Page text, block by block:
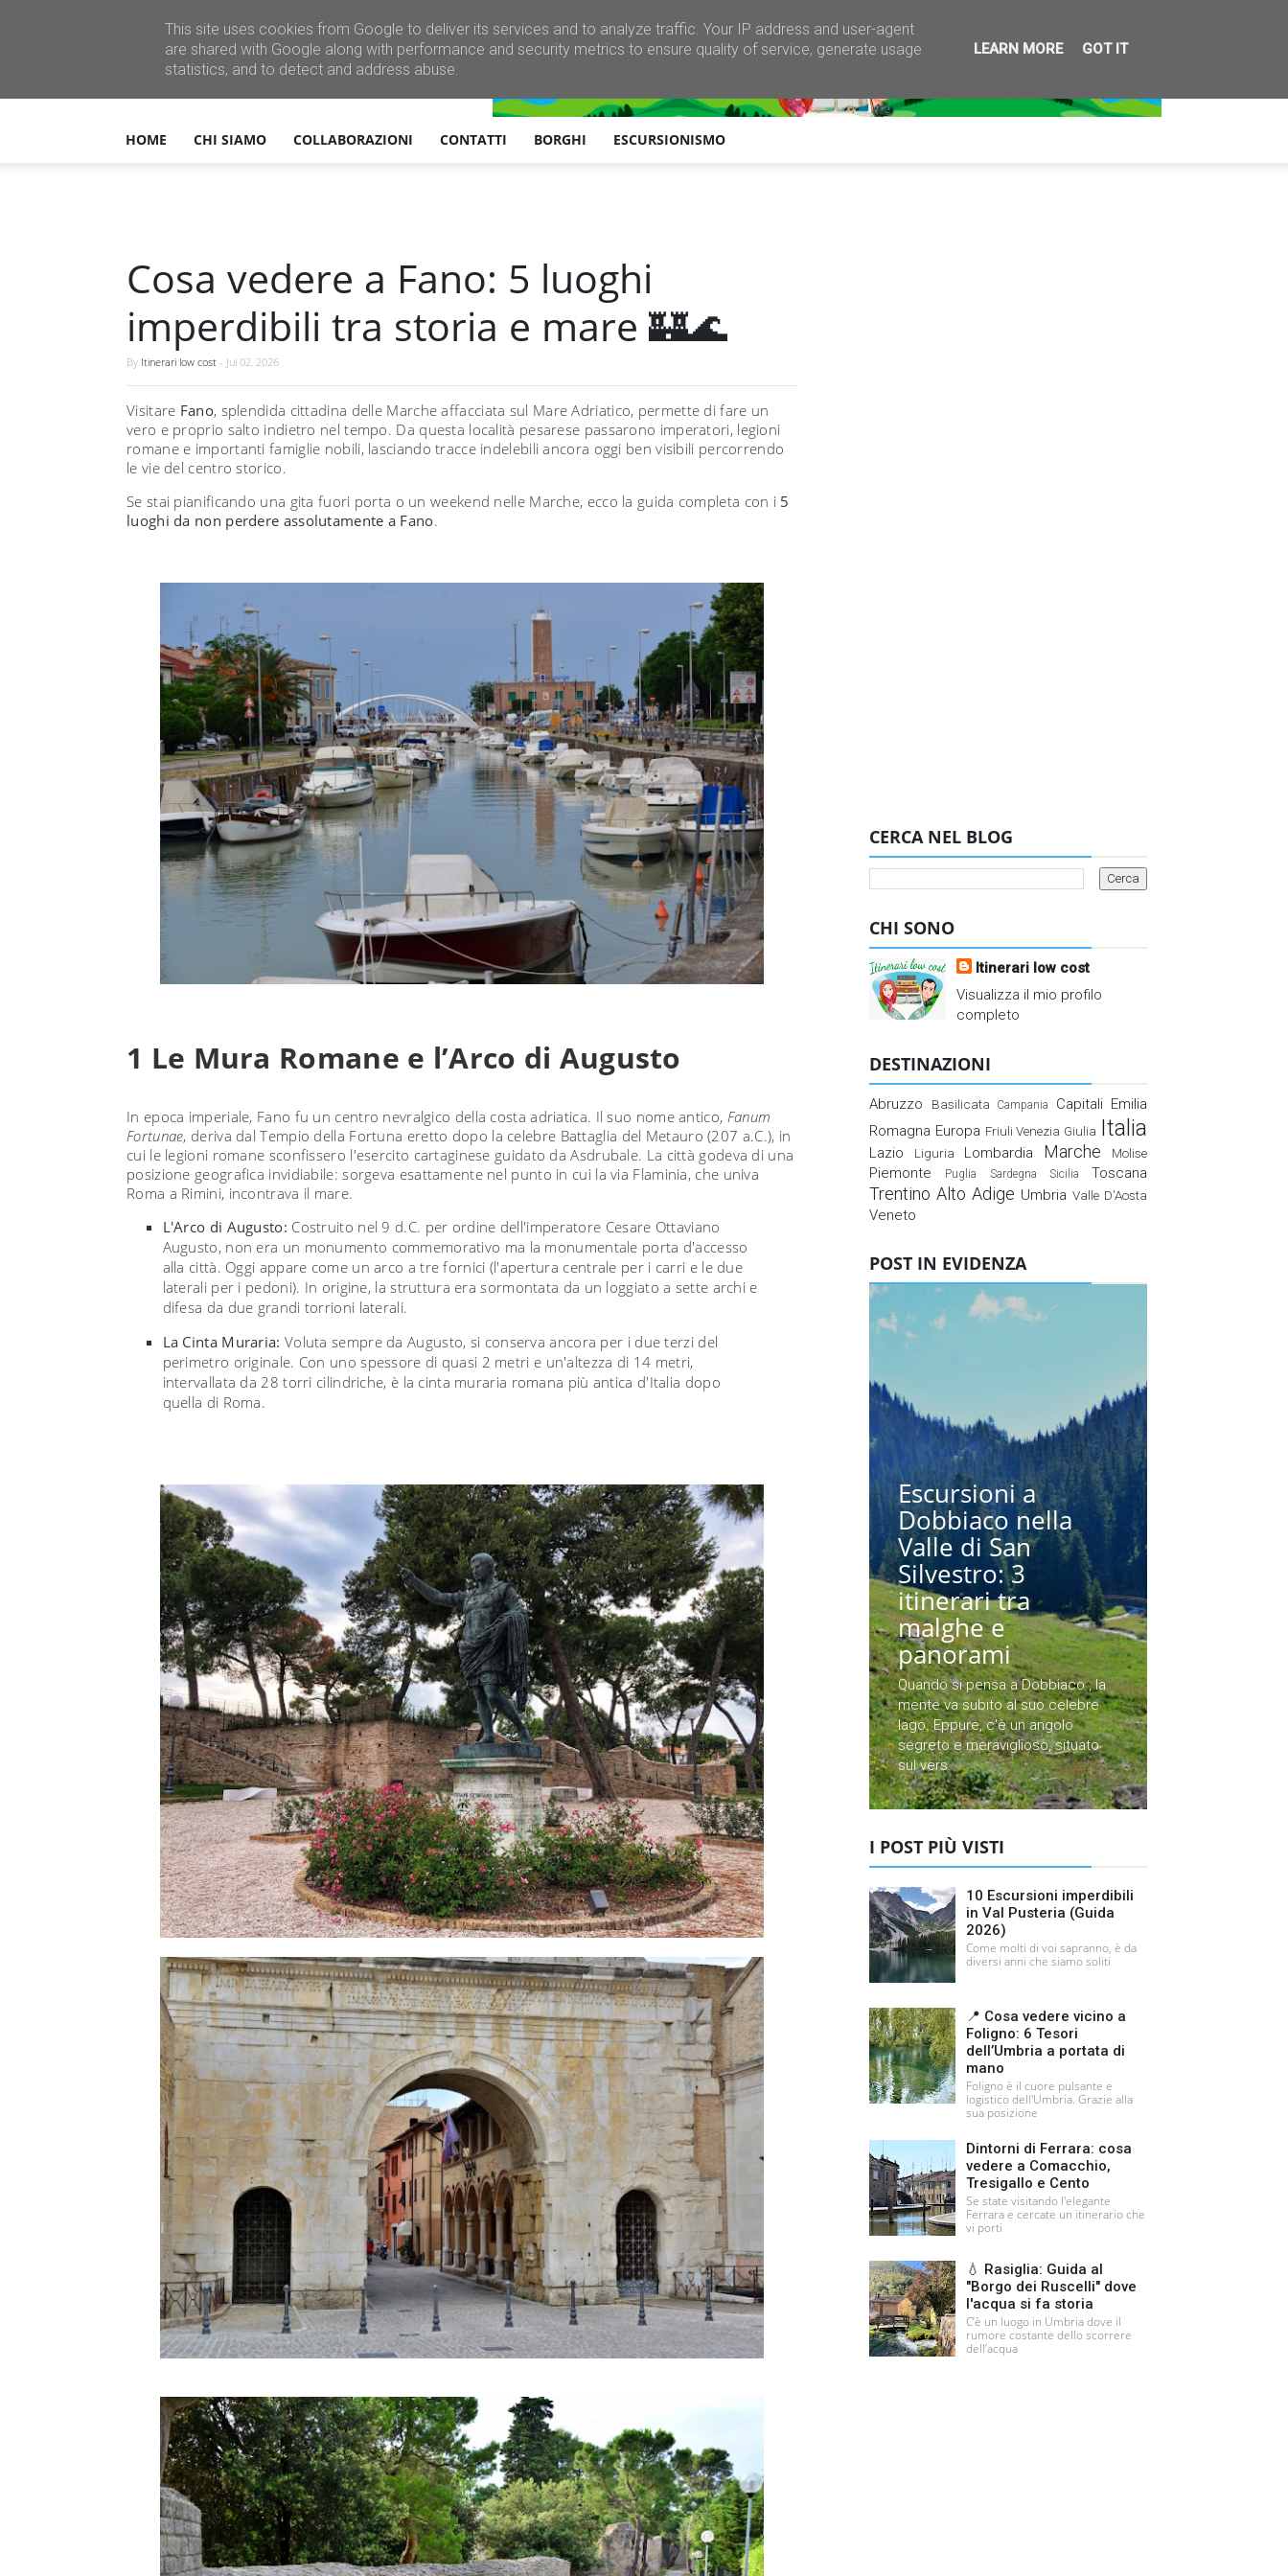
HOME CHI SIAMO COLLABORAZIONI CONTATTI BORGHI ESCURSIONISMO
Cosa vedere a Fano: 5 luoghi
imperdibili tra storia e mare 🏰🌊
By Itinerari low cost - Jul 02, 2026
Visitare Fano, splendida cittadina delle Marche affacciata sul Mare Adriatico, permette di fare un
vero e proprio salto indietro nel tempo. Da questa località pesarese passarono imperatori, legioni
romane e importanti famiglie nobili, lasciando tracce indelebili ancora oggi ben visibili percorrendo
le vie del centro storico.
Se stai pianificando una gita fuori porta o un weekend nelle Marche, ecco la guida completa con i 5
luoghi da non perdere assolutamente a Fano.
1 Le Mura Romane e l’Arco di Augusto
In epoca imperiale, Fano fu un centro nevralgico della costa adriatica. Il suo nome antico, Fanum
Fortunae, deriva dal Tempio della Fortuna eretto dopo la celebre Battaglia del Metauro (207 a.C.), in
cui le legioni romane sconfissero l'esercito cartaginese guidato da Asdrubale. La città godeva di una
posizione geografica invidiabile: sorgeva esattamente nel punto in cui la via Flaminia, che univa
Roma a Rimini, incontrava il mare.
L'Arco di Augusto: Costruito nel 9 d.C. per ordine dell'imperatore Cesare Ottaviano
Augusto, non era un monumento commemorativo ma la monumentale porta d'accesso
alla città. Oggi appare come un arco a tre fornici (l'apertura centrale per i carri e le due
laterali per i pedoni). In origine, la struttura era sormontata da un loggiato a sette archi e
difesa da due grandi torrioni laterali.
La Cinta Muraria: Voluta sempre da Augusto, si conserva ancora per i due terzi del
perimetro originale. Con uno spessore di quasi 2 metri e un'altezza di 14 metri,
intervallata da 28 torri cilindriche, è la cinta muraria romana più antica d'Italia dopo
quella di Roma.
CERCA NEL BLOG
CHI SONO
Itinerari low cost
Visualizza il mio profilo
completo
DESTINAZIONI
Abruzzo Basilicata Campania Capitali Emilia
Romagna Europa Friuli Venezia Giulia Italia
Lazio Liguria Lombardia Marche Molise
Piemonte Puglia Sardegna Sicilia Toscana
Trentino Alto Adige Umbria Valle D'Aosta
Veneto
POST IN EVIDENZA
Escursioni a
Dobbiaco nella
Valle di San
Silvestro: 3
itinerari tra
malghe e
panorami
Quando si pensa a Dobbiaco , la
mente va subito al suo celebre
lago. Eppure, c'è un angolo
segreto e meraviglioso, situato
sul vers...
I POST PIÙ VISTI
10 Escursioni imperdibili
in Val Pusteria (Guida
2026)
Come molti di voi sapranno, è da
diversi anni che siamo soliti
📍 Cosa vedere vicino a
Foligno: 6 Tesori
dell’Umbria a portata di
mano
Foligno è il cuore pulsante e
logistico dell'Umbria. Grazie alla
sua posizione
Dintorni di Ferrara: cosa
vedere a Comacchio,
Tresigallo e Cento
Se state visitando l'elegante
Ferrara e cercate un itinerario che
vi porti
💧 Rasiglia: Guida al
"Borgo dei Ruscelli" dove
l'acqua si fa storia
C’è un luogo in Umbria dove il
rumore costante dello scorrere
dell’acqua
This site uses cookies from Google to deliver its services and to analyze traffic. Your IP address and user-agent
are shared with Google along with performance and security metrics to ensure quality of service, generate usage
statistics, and to detect and address abuse.
LEARN MORE GOT IT